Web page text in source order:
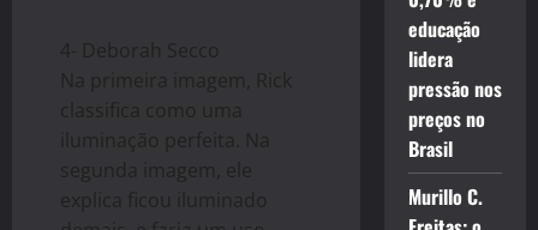
4- Deborah Secco
Na primeira imagem, Rick
classifica como uma
iluminação perfeita. Na
segunda imagem, ele
explica ficou iluminado
educação
lidera
pressão nos
preços no
Brasil
Murillo C.